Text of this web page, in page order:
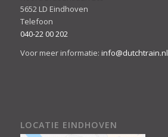
5652 LD Eindhoven
Telefoon
040-22 00 202
Voor meer informatie: info@dutchtrain.nl
LOCATIE EINDHOVEN